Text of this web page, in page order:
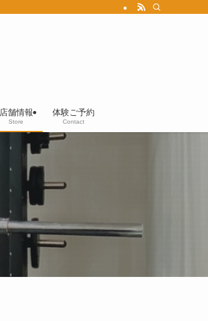
店舗情報
Store
体験ご予約
Contact